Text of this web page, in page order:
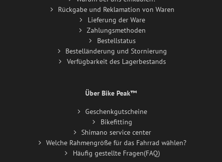
Rückgabe und Reklamation von Waren
Lieferung der Ware
Zahlungsmethoden
Bestellstatus
Bestelländerung und Stornierung
Verfügbarkeit des Lagerbestands
Über Bike Peak™
Geschenkgutscheine
Bikefitting
Shimano service center
Welche Rahmengröße für das Fahrrad wählen?
Häufig gestellte Fragen(FAQ)